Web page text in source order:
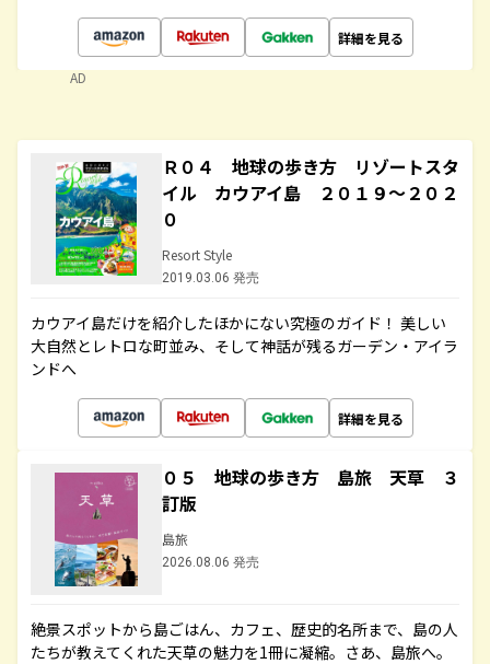
詳細を見る
AD
Ｒ０４ 地球の歩き方 リゾートスタ
イル カウアイ島 ２０１９～２０２
０
Resort Style
2019.03.06 発売
カウアイ島だけを紹介したほかにない究極のガイド！ 美しい
大自然とレトロな町並み、そして神話が残るガーデン・アイラ
ンドへ
詳細を見る
０５ 地球の歩き方 島旅 天草 ３
訂版
島旅
2026.08.06 発売
絶景スポットから島ごはん、カフェ、歴史的名所まで、島の人
たちが教えてくれた天草の魅力を1冊に凝縮。さあ、島旅へ。